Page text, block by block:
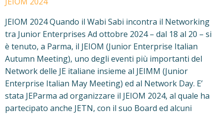
JEIOM 2024 Quando il Wabi Sabi incontra il Networking
tra Junior Enterprises Ad ottobre 2024 – dal 18 al 20 – si
è tenuto, a Parma, il JEIOM (Junior Enterprise Italian
Autumn Meeting), uno degli eventi più importanti del
Network delle JE italiane insieme al JEIMM (Junior
Enterprise Italian May Meeting) ed al Network Day. E’
stata JEParma ad organizzare il JEIOM 2024, al quale ha
partecipato anche JETN, con il suo Board ed alcuni